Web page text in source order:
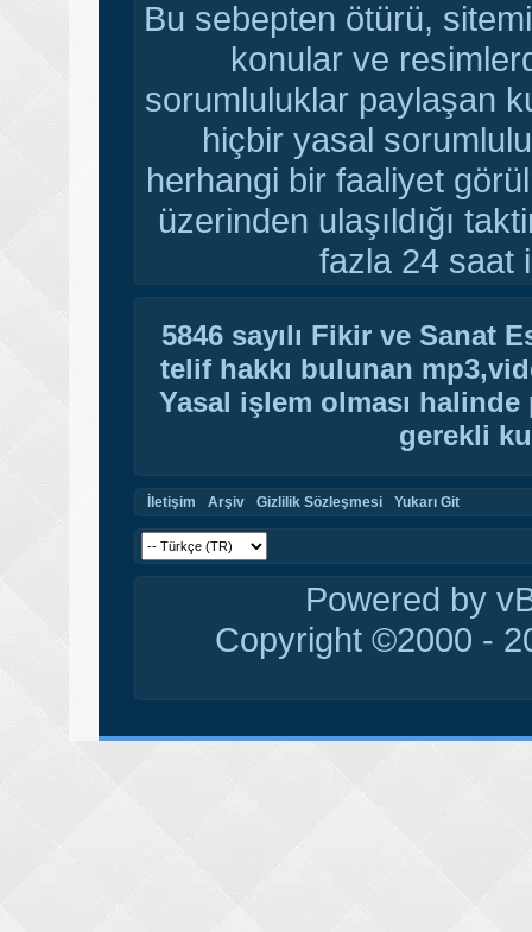
Bu sebepten ötürü,
konular ve
sorumluluklar paylaşan
hiçbir yasal
herhangi bir faaliyet
üzerinden ulaşıldığı
fazla 24 saat
5846 sayılı Fikir ve Sanat
telif hakkı bulunan
Yasal işlem olması
gerekli
İletişim Arşiv Gizlilik Sözleşmesi Yukarı Git
Powered by
Copyright ©2000 -